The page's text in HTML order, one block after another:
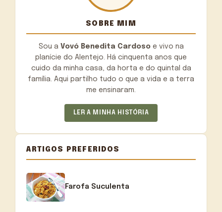
SOBRE MIM
Sou a Vovó Benedita Cardosoe vivo na
planície do Alentejo. Há cinquenta anos que
cuido da minha casa, da horta e do quintal da
família. Aqui partilho tudo o que a vida e a terra
me ensinaram.
LER A MINHA HISTÓRIA
ARTIGOS PREFERIDOS
Farofa Suculenta